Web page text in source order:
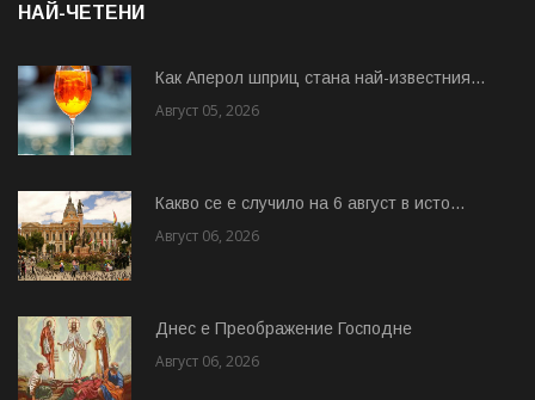
НАЙ-ЧЕТЕНИ
Как Аперол шприц стана най-известния...
Август 05, 2026
Какво се е случило на 6 август в исто...
Август 06, 2026
Днес е Преображение Господне
Август 06, 2026